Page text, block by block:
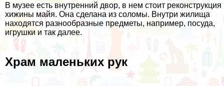
В музее есть внутренний двор, в нем стоит реконструкция
хижины майя. Она сделана из соломы. Внутри жилища
находятся разнообразные предметы, например, посуда,
игрушки и так далее.
Храм маленьких рук